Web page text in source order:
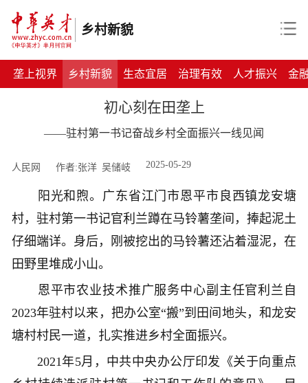
乡村新貌
垄上视界 乡村新貌 生态宜居 治理有效 人才振兴 金
初心刻在田垄上
——驻村第一书记奋战乡村全面振兴一线见闻
人民网 作者:张洋 吴储岐 2025-05-29
阳光和煦。广东省江门市恩平市良西镇龙安塘
村，驻村第一书记官利兰蹲在马铃薯垄间，捧起泥土
仔细端详。身后，刚被挖出的马铃薯还沾着湿泥，在
田野里堆成小山。
恩平市农业技术推广服务中心副主任官利兰自
2023年驻村以来，把办公室“搬”到田间地头，和龙安
塘村村民一道，扎实推进乡村全面振兴。
2021年5月，中共中央办公厅印发《关于向重点